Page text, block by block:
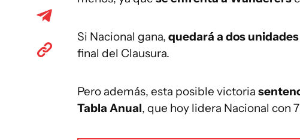
Si Nacional gana, quedará a dos
final del Clausura.
Pero además, esta posible victoria
Tabla Anual, que hoy lidera Nacional con